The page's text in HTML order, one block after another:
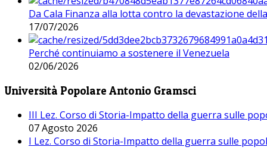
Da Cala Finanza alla lotta contro la devastazione
17/07/2026
Perché continuiamo a sostenere il Venezuela
02/06/2026
Università Popolare Antonio Gramsci
III Lez. Corso di Storia-Impatto della guerra sulle
07 Agosto 2026
I Lez. Corso di Storia-Impatto della guerra sulle